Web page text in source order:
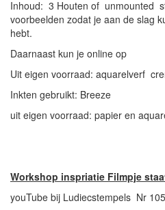
Inhoud: 3 Houten of unmounted
voorbeelden zodat je aan de slag
hebt.
Daarnaast kun je online op
Uit eigen voorraad: aquarelverf
Inkten gebruikt: Breeze
uit eigen voorraad: papier en
Workshop inspriatie Filmpje
youTube bij Ludiecstempels Nr 105